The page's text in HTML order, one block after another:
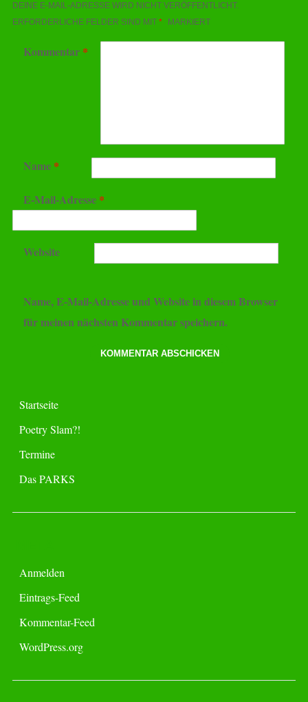
DEINE E-MAIL-ADRESSE WIRD NICHT VERÖFFENTLICHT.
ERFORDERLICHE FELDER SIND MIT * MARKIERT
Kommentar *
Name *
E-Mail-Adresse *
Website
Name, E-Mail-Adresse und Website in diesem Browser
für meinen nächsten Kommentar speichern.
Startseite
Poetry Slam?!
Termine
Das PARKS
Anmelden
Eintrags-Feed
Kommentar-Feed
WordPress.org